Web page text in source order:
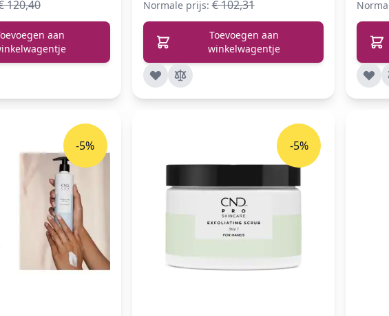
120,40
aan
Normale prijs: € 102,31
Toevoegen aan
winkelwagentje
-5% -5%